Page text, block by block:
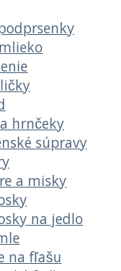
hrnčeky
súpravy
a misky
na jedlo
na fľašu